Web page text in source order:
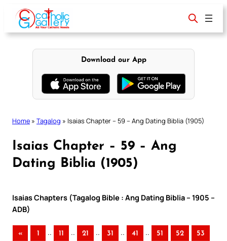
content
Download our App
Home » Tagalog » Isaias Chapter – 59 – Ang Dating Biblia (1905)
Isaias Chapter – 59 – Ang
Dating Biblia (1905)
Isaias Chapters (Tagalog Bible : Ang Dating Biblia – 1905 –
ADB)
« 1 .. 11 .. 21 .. 31 .. 41 .. 51 52 53